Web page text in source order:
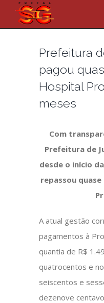
Prefeitura
pagou
Hospital
meses
Com
Prefeitura de
desde o início
repassou
A atual gestão
pagamentos à
quantia de R$
quatrocentos e
seiscentos e
dezenove